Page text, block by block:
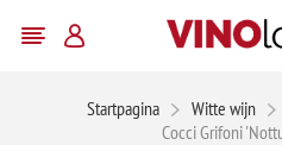
Startpagina Witte wijn
Cocci Grifoni